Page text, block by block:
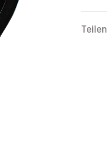
Teilen